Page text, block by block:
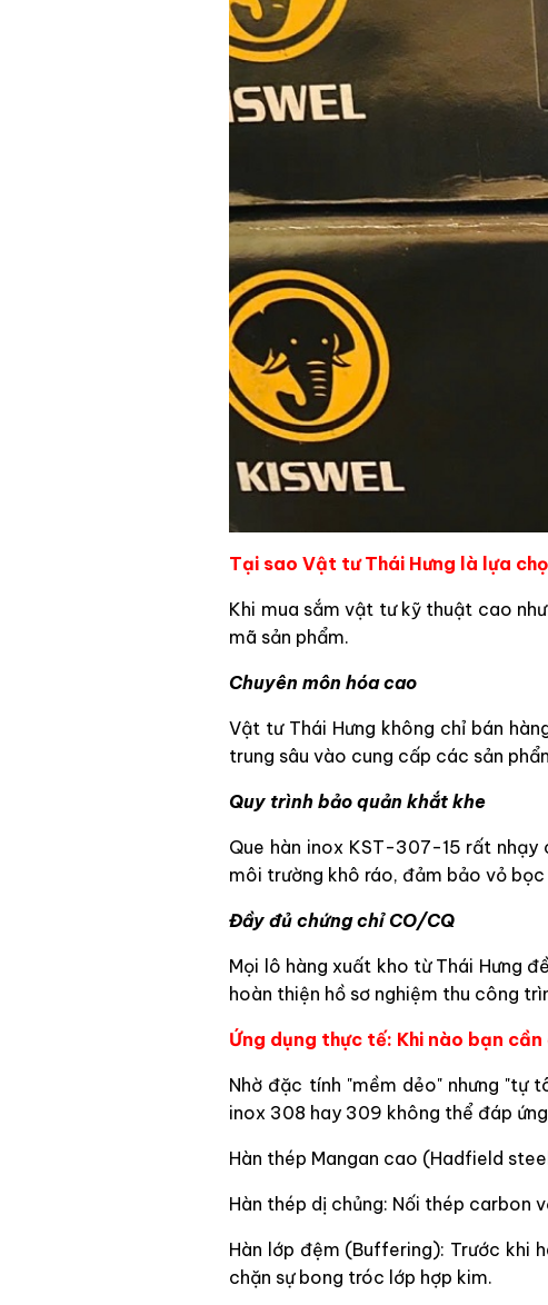
Tại sao Vật tư Thái Hưng là lựa
Khi mua sắm vật tư kỹ thuật cao
mã sản phẩm.
Chuyên môn hóa cao
Vật tư Thái Hưng không chỉ bán
trung sâu vào cung cấp các sản
Quy trình bảo quản khắt khe
Que hàn inox KST-307-15 rất nhạy
môi trường khô ráo, đảm bảo vỏ
Đầy đủ chứng chỉ CO/CQ
Mọi lô hàng xuất kho từ Thái Hưng
hoàn thiện hồ sơ nghiệm thu công
Ứng dụng thực tế: Khi nào bạn
Nhờ đặc tính "mềm dẻo" nhưng "tự
inox 308 hay 309 không thể đáp
Hàn thép Mangan cao (Hadfield
Hàn thép dị chủng: Nối thép carbon
Hàn lớp đệm (Buffering): Trước khi
chặn sự bong tróc lớp hợp kim.